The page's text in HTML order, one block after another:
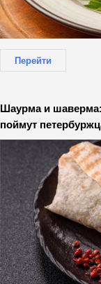
Перейти
Шаурма и
поймут